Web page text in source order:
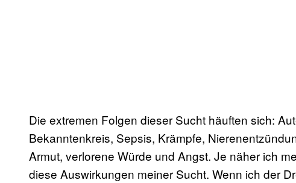
Die extremen Folgen dieser Sucht häuften sich:
Bekanntenkreis, Sepsis, Krämpfe,
Armut, verlorene Würde und Angst. Je näher ich
diese Auswirkungen meiner Sucht. Wenn ich der